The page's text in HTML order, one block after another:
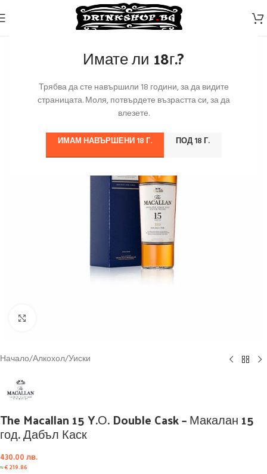
Имате ли 18г.?
Трябва да сте навършили 18 години, за да видите
страницата. Моля, потвърдете възрастта си, за да
влезете.
ИМАМ НАВЪРШЕНИ 18 Г. ПОД 18 Г.
Начало/Алкохол/Уиски
The Macallan 15 Y.О. Double Cask – Макалан 15
год. Дабъл Каск
430.00 лв.
≈€219.86